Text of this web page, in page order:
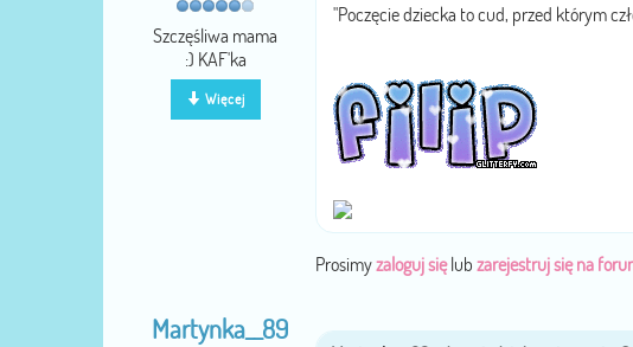
Szczęśliwa mama
:) KAF'ka
Więcej
"Poczęcie dziecka to cud, przed którym
Prosimyzaloguj sięlub zarejestruj się na
Martynka__89